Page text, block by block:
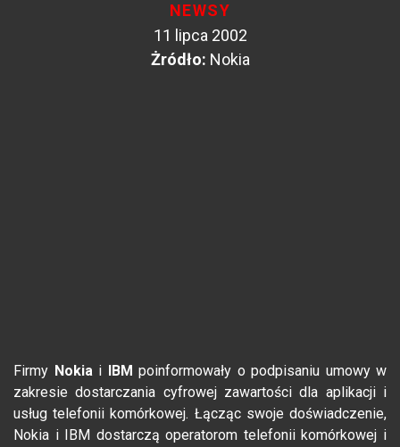
NEWSY
11 lipca 2002
Żródło: Nokia
Firmy Nokiai IBM poinformowały o podpisaniu umowy w
zakresie dostarczania cyfrowej zawartości dla aplikacji i
usług telefonii komórkowej. Łącząc swoje doświadczenie,
Nokia i IBM dostarczą operatorom telefonii komórkowej i